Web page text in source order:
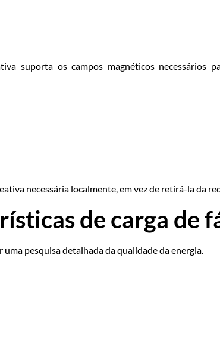
suporta os campos magnéticos necessários
necessária localmente, em vez de retirá-la da
de carga de
pesquisa detalhada da qualidade da energia.